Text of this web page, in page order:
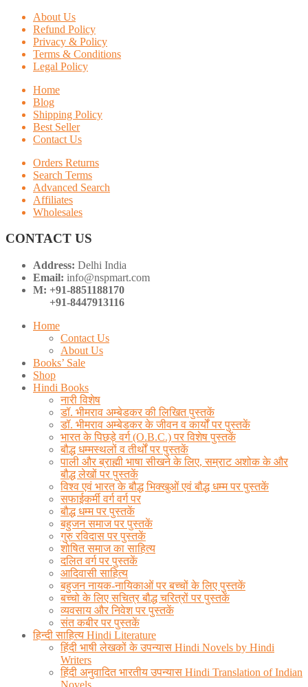
About Us
Refund Policy
Privacy & Policy
Terms & Conditions
Legal Policy
Home
Blog
Shipping Policy
Best Seller
Contact Us
Orders Returns
Search Terms
Advanced Search
Affiliates
Wholesales
CONTACT US
Address: Delhi India
Email: info@nspmart.com
M: +91-8851188170
+91-8447913116
Home
Contact Us
About Us
Books’ Sale
Shop
Hindi Books
नारी विशेष
डॉ. भीमराव अम्बेडकर की लिखित पुस्तकें
डॉ. भीमराव अम्बेडकर के जीवन व कार्यों पर पुस्तकें
भारत के पिछड़े वर्ग (O.B.C.) पर विशेष पुस्तकें
बौद्ध धम्मस्थलों व तीर्थों पर पुस्तकें
पाली और ब्राह्मी भाषा सीखने के लिए, सम्राट अशोक के और
बौद्ध लेखों पर पुस्तकें
विश्व एवं भारत के बौद्ध भिक्खुओं एवं बौद्ध धम्म पर पुस्तकें
सफाईकर्मी वर्ग वर्ग पर
बौद्ध धम्म पर पुस्तकें
बहुजन समाज पर पुस्तकें
गुरु रविदास पर पुस्तकें
शोषित समाज का साहित्य
दलित वर्ग पर पुस्तकें
आदिवासी साहित्य
बहुजन नायक-नायिकाओं पर बच्चों के लिए पुस्तकें
बच्चो के लिए सचित्र बौद्ध चरित्रों पर पुस्तकें
व्यवसाय और निवेश पर पुस्तकें
संत कबीर पर पुस्तकें
हिन्दी साहित्य Hindi Literature
हिंदी भाषी लेखकों के उपन्यास Hindi Novels by Hindi
Writers
हिंदी अनुवादित भारतीय उपन्यास Hindi Translation of Indian
Novels